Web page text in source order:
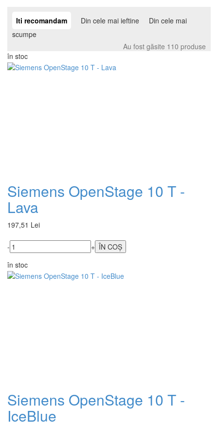
Iti recomandam Din cele mai ieftine
Din cele mai
scumpe
Au fost găsite 110 produse
în stoc
Siemens OpenStage 10 T -
Lava
197,51 Lei
-
+
în stoc
Siemens OpenStage 10 T -
IceBlue